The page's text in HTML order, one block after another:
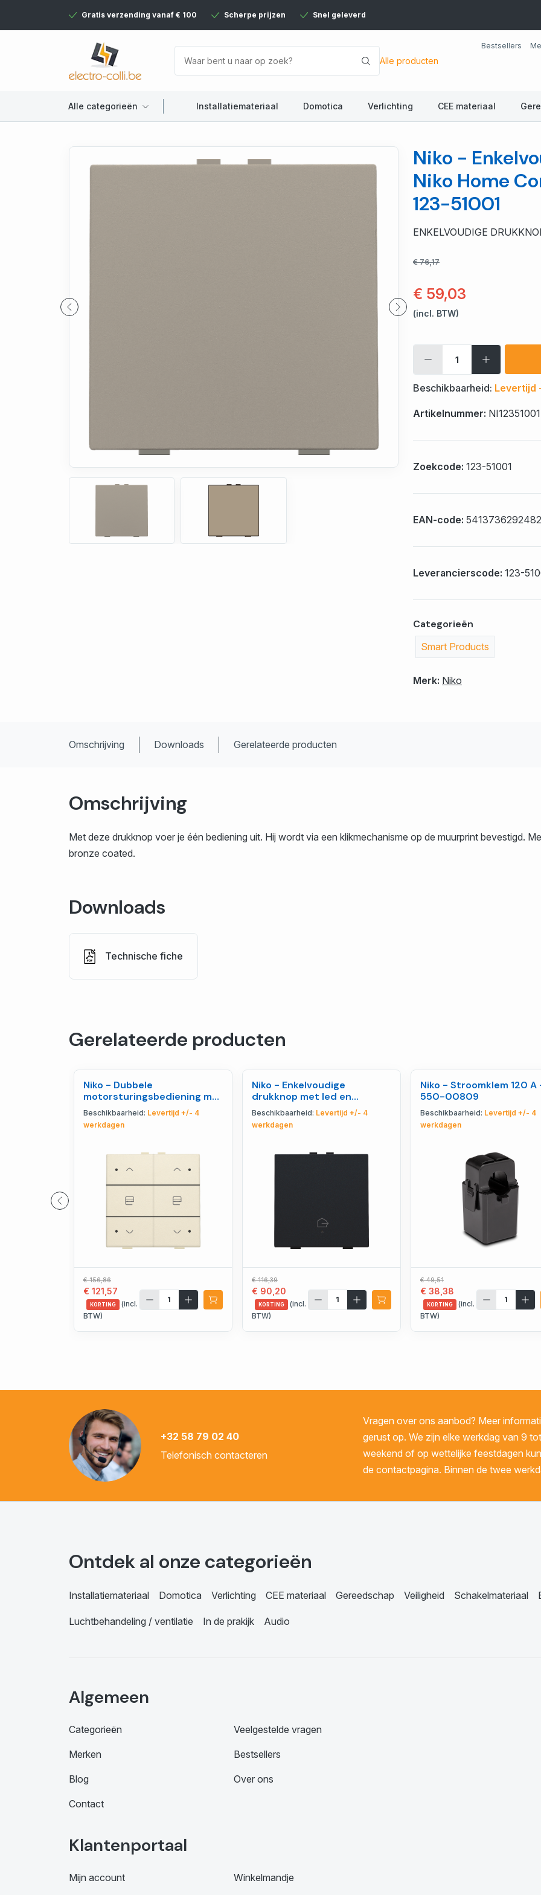
Gratis verzending vanaf € 100 Scherpe prijzen Snel geleverd
Alle producten
Bestsellers
Alle categorieën Installatiemateriaal Domotica Verlichting CEE materiaal
Niko -
Niko Home
123-51001
ENKELVOUDIGE
€ 76,17
€ 59,03
(incl. BTW)
Beschikbaarheid: Levertijd
Artikelnummer: NI12351001
Zoekcode: 123-51001
EAN-code: 5413736292482
Leverancierscode: 123-
Categorieën
Smart Products
Merk: Niko
Omschrijving Downloads Gerelateerde producten
Omschrijving
Met deze drukknop voer je één bediening uit. Hij wordt via een klikmechanisme op de muurprint bevestigd.
bronze coated.
Downloads
Technische fiche
Gerelateerde producten
Niko - Dubbele
motorsturingsbediening met
led voor Niko Home Contro -
100-52036
Beschikbaarheid: Levertijd +/- 4
werkdagen
€ 156,86
€ 121,57
KORTING
(incl.
BTW)
Niko - Enkelvoudige
drukknop met led en
comfortsensoren voor Niko
H - 161-52921
Beschikbaarheid: Levertijd +/- 4
werkdagen
€ 116,39
€ 90,20
KORTING
(incl.
BTW)
Niko - Stroomklem 120 A
550-00809
Beschikbaarheid: Levertijd +/- 4
werkdagen
€ 49,51
€ 38,38
KORTING
(incl.
BTW)
+32 58 79 02 40
Telefonisch contacteren
Vragen over ons aanbod? Meer
gerust op. We zijn elke werkdag van 9
weekend of op wettelijke feestdagen
de contactpagina. Binnen de twee
Ontdek al onze categorieën
Installatiemateriaal Domotica Verlichting CEE materiaal Gereedschap Veiligheid Schakelmateriaal
Luchtbehandeling / ventilatie In de prakijk Audio
Algemeen
Categorieën Veelgestelde vragen
Merken Bestsellers
Blog Over ons
Contact
Klantenportaal
Mijn account Winkelmandje